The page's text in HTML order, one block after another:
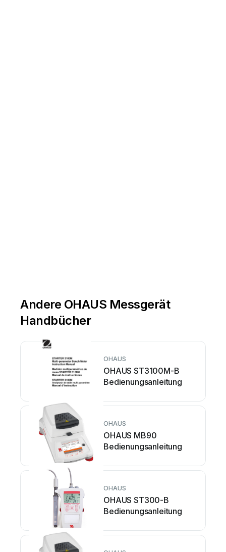
Andere OHAUS Messgerät
Handbücher
OHAUS
OHAUS ST3100M-B
Bedienungsanleitung
OHAUS
OHAUS MB90
Bedienungsanleitung
OHAUS
OHAUS ST300-B
Bedienungsanleitung